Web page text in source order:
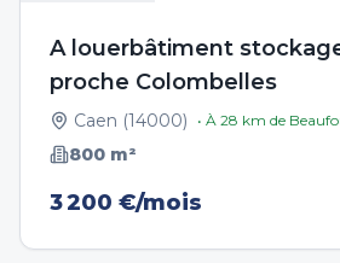
A louerbâtiment
proche Colombelles
Caen (14000) • À 28 km de
800 m²
3 200 €/mois